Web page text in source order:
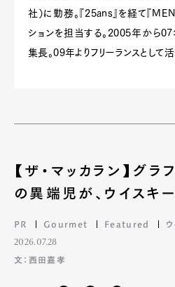
Art&DesignWatch
社）に勤務。『25ans』を経て『
ションを担当する。2005年から07
集長。09年よりフリーランスとして活
【ザ・マッカラン】グラ
の異端児が、ウイスキ
PR Gourmet Featured
2026.07.28
文：西田嘉孝